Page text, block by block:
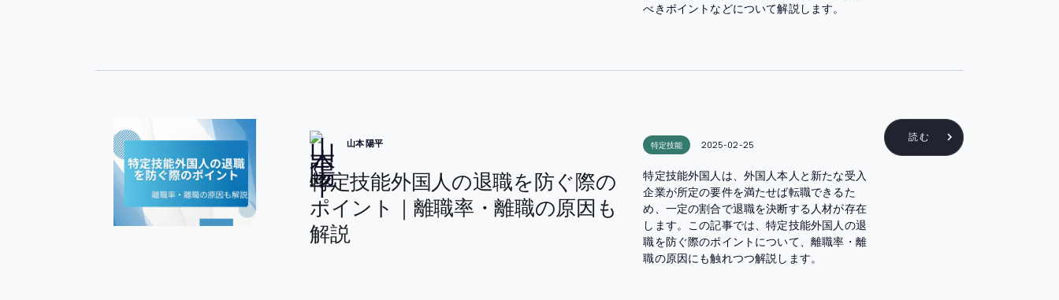
べきポイントなどについて解説します。
山本 陽平
特定技能外国人の退職を防ぐ際の
ポイント｜離職率・離職の原因も
解説
特定技能 2025-02-25
特定技能外国人は、外国人本人と新たな受入
企業が所定の要件を満たせば転職できるた
め、一定の割合で退職を決断する人材が存在
します。この記事では、特定技能外国人の退
職を防ぐ際のポイントについて、離職率・離
職の原因にも触れつつ解説します。
読む